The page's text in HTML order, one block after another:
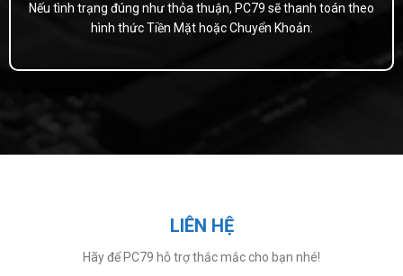
Nếu tình trạng đúng như thỏa thuận, PC79 sẽ thanh toán theo
hình thức Tiền Mặt hoặc Chuyển Khoản.
LIÊN HỆ
Hãy để PC79 hỗ trợ thắc mắc cho bạn nhé!